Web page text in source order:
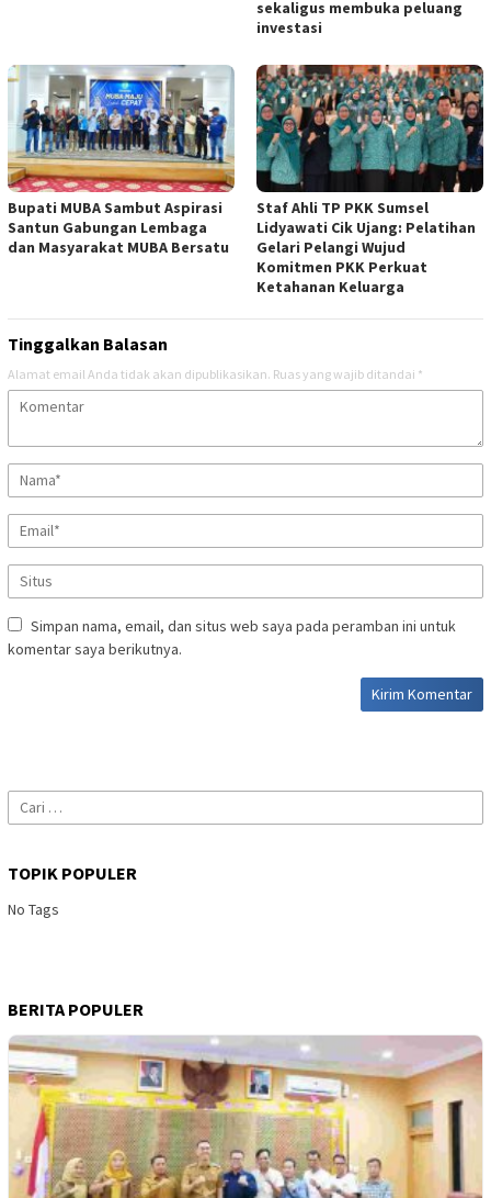
sekaligus membuka peluang
investasi
Bupati MUBA Sambut Aspirasi
Santun Gabungan Lembaga
dan Masyarakat MUBA Bersatu
Staf Ahli TP PKK Sumsel
Lidyawati Cik Ujang: Pelatihan
Gelari Pelangi Wujud
Komitmen PKK Perkuat
Ketahanan Keluarga
Tinggalkan Balasan
Alamat email Anda tidak akan dipublikasikan. Ruas yang wajib ditandai *
Simpan nama, email, dan situs web saya pada peramban ini untuk
komentar saya berikutnya.
Cari
untuk:
TOPIK POPULER
No Tags
BERITA POPULER